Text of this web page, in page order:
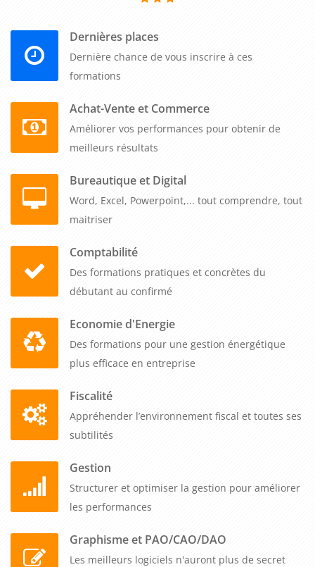
d'influence et bien plus encore. En se tenant à jour avec les
dernières innovations, ils pourront tirer parti des
opportunités offertes par le marketing numérique et intégrer
De plus, une formation sur les méthodologies et pratiques du
marketing permet aux professionnels d'améliorer leur
acteurs internes et externes. Ils apprendront à travailler en
équipe, à gérer des projets marketing, à coordonner des
campagnes et à communiquer efficacement avec les parties
en négociation et en gestion des relations clients, ce qui est
essentiel pour réussir dans le domaine du marketing B to B.
pratiques du marketing offre de nombreux avantages pour
les professionnels B to B. Elle permet d'acquérir les
compétences essentielles pour élaborer des stratégies
marketing efficaces, analyser les marchés, utiliser les outils
numériques, et collaborer avec les différentes parties
prenantes. En investissant dans cette formation, les
entreprises peuvent renforcer leur position concurrentielle,
accroître leur part de marché et améliorer leur rentabilité. Ne
sous-estimez pas l'importance du marketing dans votre
entreprise B to B et prenez l'initiative de vous former pour
Dernières places
Dernière chance de vous inscrire à ces
formations
Achat-Vente et Commerce
Améliorer vos performances pour obtenir de
meilleurs résultats
Bureautique et Digital
Word, Excel, Powerpoint,... tout comprendre, tout
maitriser
Comptabilité
Des formations pratiques et concrètes du
débutant au confirmé
Economie d'Energie
Des formations pour une gestion énergétique
plus efficace en entreprise
Fiscalité
Appréhender l’environnement fiscal et toutes ses
subtilités
Gestion
Structurer et optimiser la gestion pour améliorer
les performances
Graphisme et PAO/CAO/DAO
Les meilleurs logiciels n'auront plus de secret